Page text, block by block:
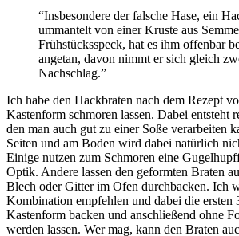
“Insbesondere der falsche Hase, ein
ummantelt von einer Kruste aus
Frühstücksspeck, hat es ihm offenbar
angetan, davon nimmt er sich gleich
Nachschlag.”
Ich habe den Hackbraten nach dem Rezept
Kastenform schmoren lassen. Dabei entsteht
den man auch gut zu einer Soße verarbeiten
Seiten und am Boden wird dabei natürlich
Einige nutzen zum Schmoren eine
Optik. Andere lassen den geformten Braten
Blech oder Gitter im Ofen durchbacken. Ich
Kombination empfehlen und dabei die ersten
Kastenform backen und anschließend ohne
werden lassen. Wer mag, kann den Braten